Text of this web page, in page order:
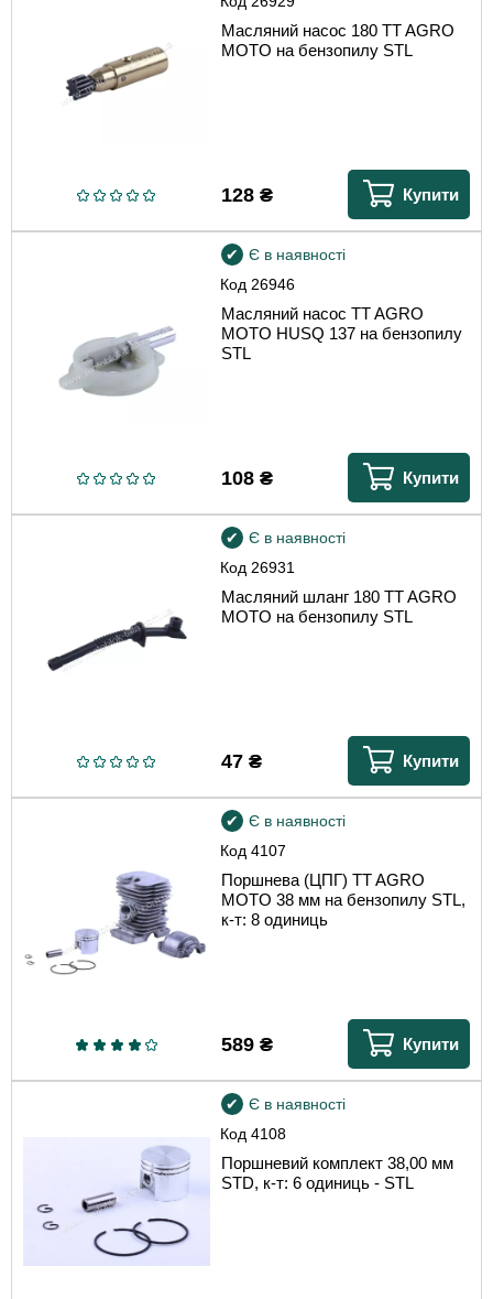
Масляний насос 180 TT AGRO
MOTO на бензопилу STL
128₴ Купити
Код 26946
Є в наявності
Масляний насос TT AGRO
MOTO HUSQ 137 на бензопилу
STL
108₴ Купити
Код 26931
Є в наявності
Масляний шланг 180 TT AGRO
MOTO на бензопилу STL
47₴ Купити
Код4107
Є в наявності
Поршнева (ЦПГ) TT AGRO
MOTO 38 мм на бензопилу STL,
к-т: 8 одиниць
589₴ Купити
Код4108
Є в наявності
Поршневий комплект 38,00 мм
STD, к-т: 6 одиниць - STL